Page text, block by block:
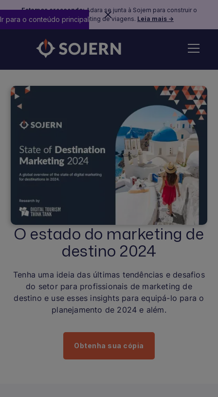
Estamos crescendo:Adara se junta à Sojern para construir o
futuro do marketing de viagens. Leia mais →
Ir para o conteúdo principal
O estado do marketing de
destino 2024
Tenha uma ideia das últimas tendências e desafios
do setor para profissionais de marketing de
destino e use esses insights para equipá-lo para o
planejamento de 2024 e além.
Obtenha sua cópia